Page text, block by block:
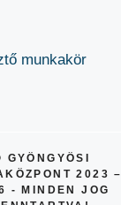
munkakör
GYÖNGYÖSI
2023 –
- MINDEN JOG